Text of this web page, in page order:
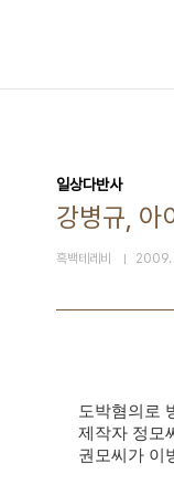
일상다반사
강병규, 아
흑백테레비 2009.
도박혐의로
제작자 정모
권모씨가 이